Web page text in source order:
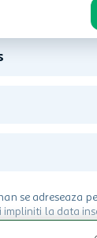
se adreseaza
impliniti la data